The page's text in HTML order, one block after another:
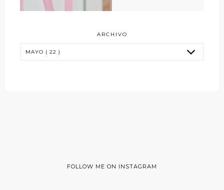
ARCHIVO
FOLLOW ME ON INSTAGRAM